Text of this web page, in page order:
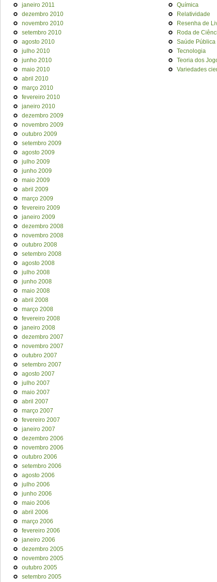
janeiro 2011
dezembro 2010
novembro 2010
setembro 2010
agosto 2010
julho 2010
junho 2010
maio 2010
abril 2010
março 2010
fevereiro 2010
janeiro 2010
dezembro 2009
novembro 2009
outubro 2009
setembro 2009
agosto 2009
julho 2009
junho 2009
maio 2009
abril 2009
março 2009
fevereiro 2009
janeiro 2009
dezembro 2008
novembro 2008
outubro 2008
setembro 2008
agosto 2008
julho 2008
junho 2008
maio 2008
abril 2008
março 2008
fevereiro 2008
janeiro 2008
dezembro 2007
novembro 2007
outubro 2007
setembro 2007
agosto 2007
julho 2007
maio 2007
abril 2007
março 2007
fevereiro 2007
janeiro 2007
dezembro 2006
novembro 2006
outubro 2006
setembro 2006
agosto 2006
julho 2006
junho 2006
maio 2006
abril 2006
março 2006
fevereiro 2006
janeiro 2006
dezembro 2005
novembro 2005
outubro 2005
setembro 2005
Química
Relatividade
Resenha de
Roda de
Saúde Pública
Tecnologia
Teoria dos
Variedades